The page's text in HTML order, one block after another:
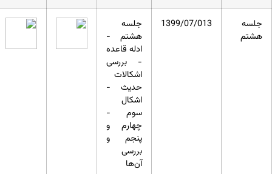
جلسه
هشتم
1399/07/013
جلسه
هشتم -
ادله قاعده
- بررسی
اشکالات
حدیث -
اشکال
سوم -
چهارم و
پنجم و
بررسی
آن‌ها